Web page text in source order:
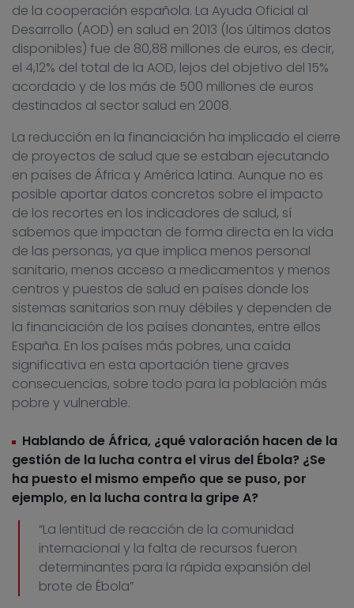
de la cooperación española. La Ayuda Oficial al
Desarrollo (AOD) en salud en 2013 (los últimos datos
disponibles) fue de 80,88 millones de euros, es decir,
el 4,12% del total de la AOD, lejos del objetivo del 15%
acordado y de los más de 500 millones de euros
destinados al sector salud en 2008.
La reducción en la financiación ha implicado el cierre
de proyectos de salud que se estaban ejecutando
en países de África y América latina. Aunque no es
posible aportar datos concretos sobre el impacto
de los recortes en los indicadores de salud, sí
sabemos que impactan de forma directa en la vida
de las personas, ya que implica menos personal
sanitario, menos acceso a medicamentos y menos
centros y puestos de salud en países donde los
sistemas sanitarios son muy débiles y dependen de
la financiación de los países donantes, entre ellos
España. En los países más pobres, una caída
significativa en esta aportación tiene graves
consecuencias, sobre todo para la población más
pobre y vulnerable.
Hablando de África, ¿qué valoración hacen de la
gestión de la lucha contra el virus del Ébola? ¿Se
ha puesto el mismo empeño que se puso, por
ejemplo, en la lucha contra la gripe A?
“La lentitud de reacción de la comunidad
internacional y la falta de recursos fueron
determinantes para la rápida expansión del
brote de Ébola”